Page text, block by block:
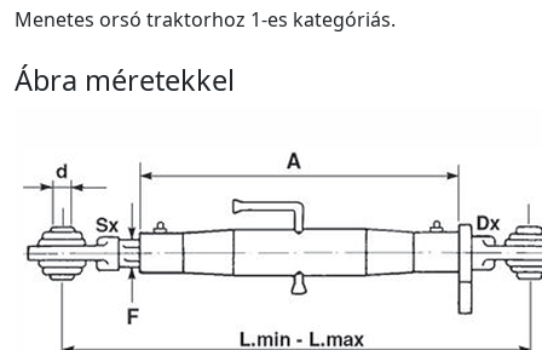
Menetes orsó traktorhoz 1-es kategóriás.
Ábra méretekkel